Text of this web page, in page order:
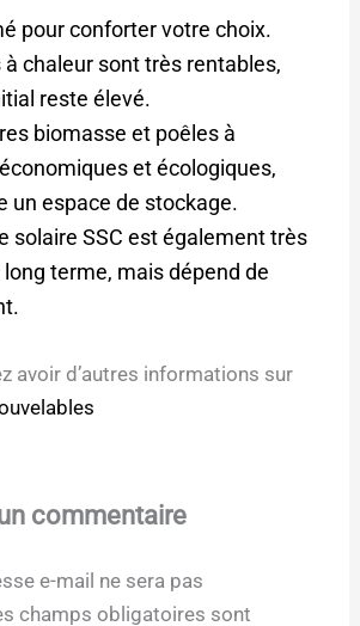
pour conforter votre choix.
chaleur sont très rentables,
reste élevé.
biomasse et poêles à
et écologiques,
un espace de stockage.
solaire SSC est également très
terme, mais dépend de
avoir d’autres informations sur
commentaire
e-mail ne sera pas
champs obligatoires sont